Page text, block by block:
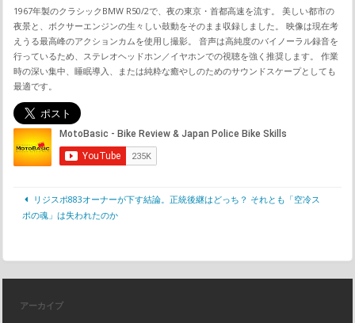
1967年製のクラシックBMW R50/2で、夜の東京・首都高速を流す。 美しい都市の
夜景と、ボクサーエンジンの生々しい鼓動をそのまま収録しました。 映像は現在考
えうる最高峰のアクションカムを使用し撮影。 音声は高純度のバイノーラル録音を
行っているため、ステレオヘッドホン／イヤホンでの視聴を強く推奨します。 作業
時の深い集中、睡眠導入、または純粋な癒やしのためのサウンドスケープとしても
最適です。
リジスポ883オーナーが下す結論。正統後継はどっち？ それとも「空冷ス
ポの魂」は失われたのか
アーカイブ